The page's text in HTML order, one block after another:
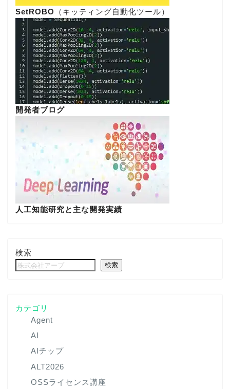
SetROBO （キッティング自動化ツール）
開発者ブログ
人工知能研究と主な開発実績
検索
検索
カテゴリ
Agent
AI
AIチップ
ALT2026
OSSライセンス講座